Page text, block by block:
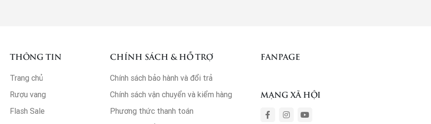
THÔNG TIN
Trang chủ
Rượu vang
Flash Sale
CHÍNH SÁCH & HỖ TRỢ
Chính sách bảo hành và đổi trả
Chính sách vận chuyển và kiểm hàng
Phương thức thanh toán
FANPAGE
MẠNG XÃ HỘI